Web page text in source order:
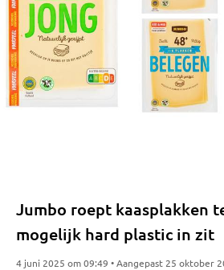
Jumbo roept kaasplakken
mogelijk hard plastic in zit
4 juni 2025 om 09:49 • Aangepast 25 oktober